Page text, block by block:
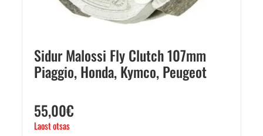
Sidur Malossi Fly Clutch 107mm
Piaggio, Honda, Kymco, Peugeot
55,00€
Laost otsas